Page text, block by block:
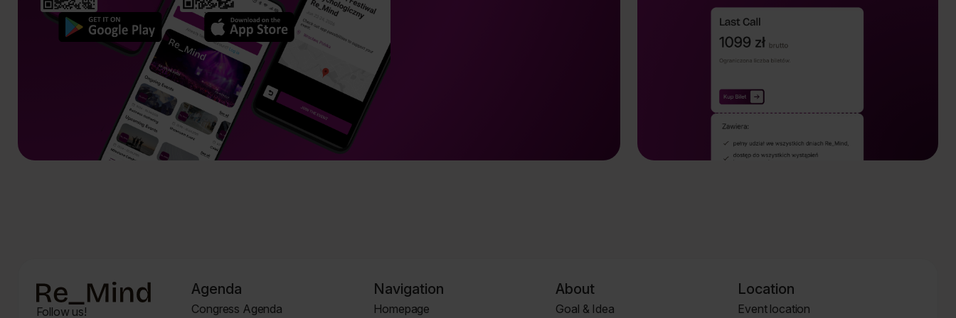
Bottom
Follow us!
Agenda
Congress Agenda
Navigation
Homepage
About
Goal & Idea
Location
Event location